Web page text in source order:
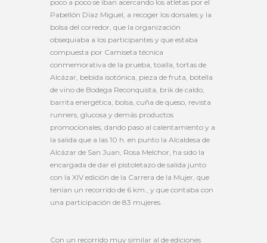
poco a poco se iban acercando los atletas por el
Pabellón Díaz Miguel, a recoger los dorsales y la
bolsa del corredor, que la organización
obsequiaba a los participantes y que estaba
compuesta por Camiseta técnica
conmemorativa de la prueba, toalla, tortas de
Alcázar, bebida isotónica, pieza de fruta, botella
de vino de Bodega Reconquista, brik de caldo,
barrita energética, bolsa, cuña de queso, revista
runners, glucosa y demás productos
promocionales, dando paso al calentamiento y a
la salida que a las 10 h. en punto la Alcaldesa de
Alcázar de San Juan, Rosa Melchor, ha sido la
encargada de dar el pistoletazo de salida junto
con la XIV edición de la Carrera de la Mujer, que
tenían un recorrido de 6 km., y que contaba con
una participación de 83 mujeres.
Con un recorrido muy similar al de ediciones